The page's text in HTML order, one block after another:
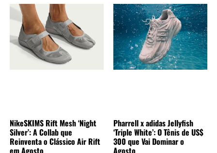
NikeSKIMS Rift Mesh ‘Night
Silver’: A Collab que
Reinventa o Clássico Air Rift
em Agosto
Pharrell x adidas Jellyfish
‘Triple White’: O Tênis de US$
300 que Vai Dominar o
Agosto